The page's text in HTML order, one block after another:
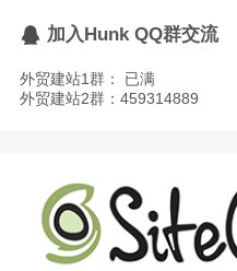
加入Hunk QQ群交流
外贸建站1群： 已满
外贸建站2群：459314889